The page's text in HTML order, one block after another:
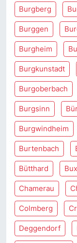
Burgberg
Burggen
Burgheim
Burgkunstadt
Burgoberbach
Burgsinn
Burgwindheim
Burtenbach
Bütthard
Chamerau
Colmberg
Deggendorf